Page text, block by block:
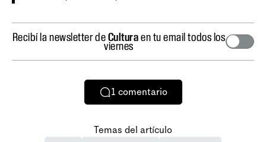
Recibí la newsletter deCulturaen tu email todos los
viernes
1 comentario
Temas del artículo